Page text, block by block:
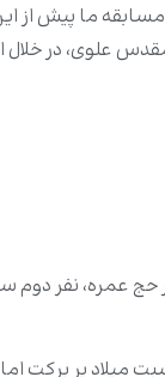
ما پیش از
مقدس علوى،
حج عمره، نفر
میلاد پر برکت